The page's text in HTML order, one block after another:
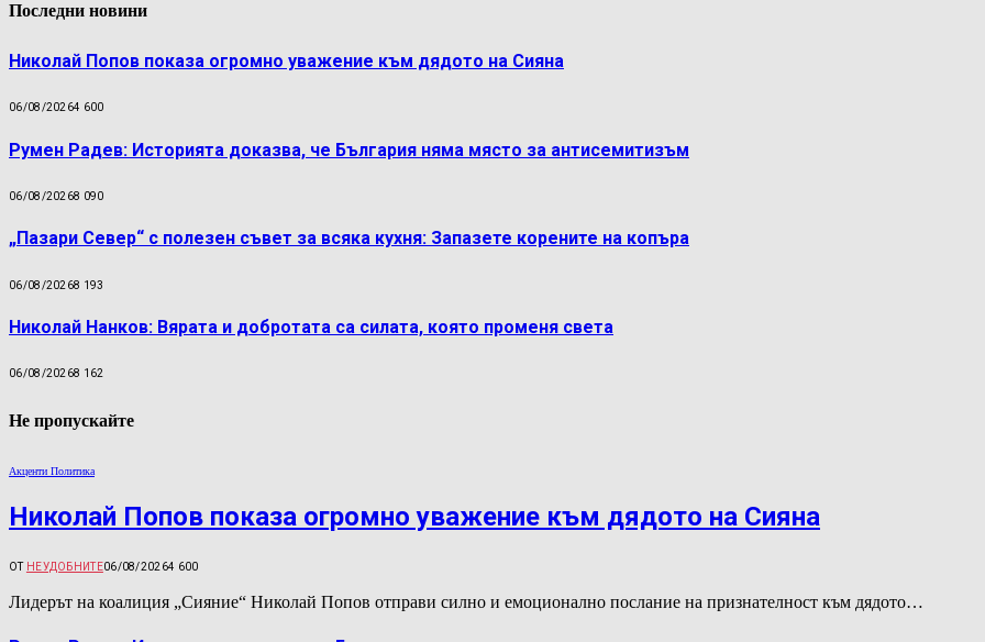
Последни новини
Николай Попов показа огромно уважение към дядото на Сияна
06/08/20264 600
Румен Радев: Историята доказва, че България няма място за антисемитизъм
06/08/20268 090
„Пазари Север“ с полезен съвет за всяка кухня: Запазете корените на копъра
06/08/20268 193
Николай Нанков: Вярата и добротата са силата, която променя света
06/08/20268 162
Не пропускайте
Акценти Политика
Николай Попов показа огромно уважение към дядото на Сияна
ОТ НЕУДОБНИТЕ06/08/20264 600
Лидерът на коалиция „Сияние“ Николай Попов отправи силно и емоционално послание на признателност към дядото…